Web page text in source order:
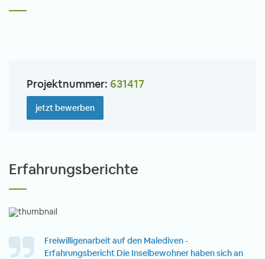
Projektnummer: 631417
jetzt bewerben
Erfahrungsberichte
Freiwilligenarbeit auf den Malediven -
Erfahrungsbericht Die Inselbewohner haben sich an